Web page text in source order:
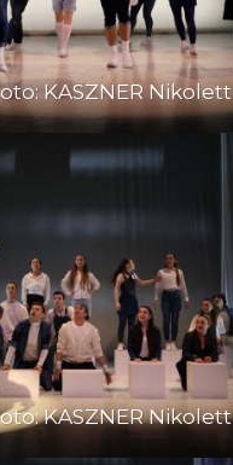
KASZNER Nikolett
KASZNER Nikolett